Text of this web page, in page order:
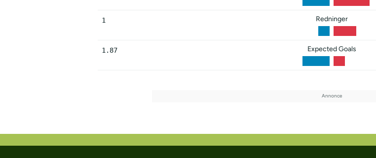
1 Redninger
1.87 Expected Goals